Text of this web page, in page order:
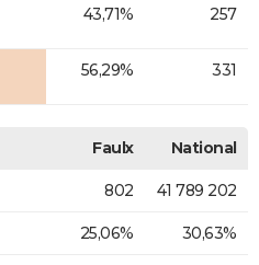
43,71% 257
56,29% 331
Faulx National
802 41 789 202
25,06% 30,63%